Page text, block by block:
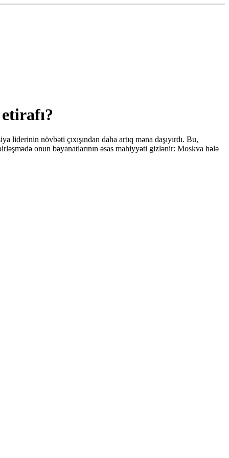
növbəti çıxışından daha artıq məna daşıyırdı. Bu,
onun bəyanatlarının əsas mahiyyəti gizlənir: Moskva hələ